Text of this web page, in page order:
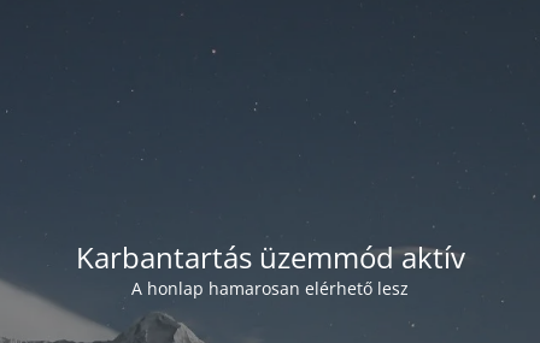
Karbantartás üzemmód aktív
A honlap hamarosan elérhető lesz